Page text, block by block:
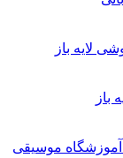
لایه باز
باز
موسیقی